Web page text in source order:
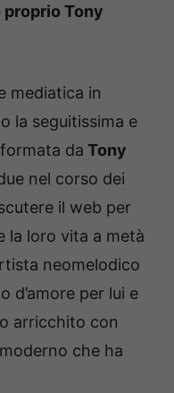
Tony
mediatica in
la seguitissima e
da Tony
nel corso dei
il web per
la loro vita a metà
neomelodico
d’amore per lui e
arricchito con
che ha